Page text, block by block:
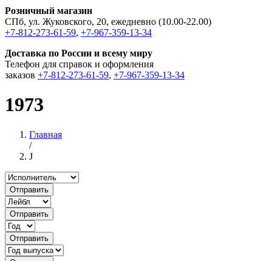
Розничный магазин
СПб, ул. Жуковского, 20, ежедневно (10.00-22.00)
+7-812-273-61-59, +7-967-359-13-34
Доставка по России и всему миру
Телефон для справок и оформления
заказов +7-812-273-61-59, +7-967-359-13-34
1973
Главная
/
J
Отправить
Отправить
Отправить